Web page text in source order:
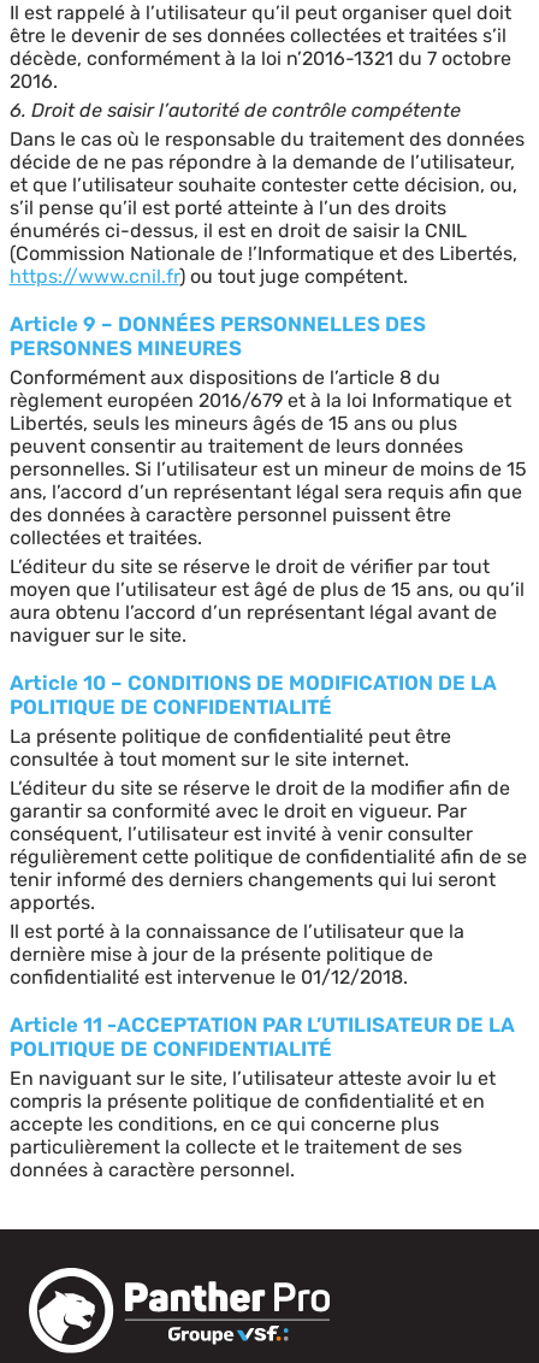
Il est rappelé à l’utilisateur qu’il peut organiser quel doit
être le devenir de ses données collectées et traitées s’il
décède, conformément à la loi n’2016-1321 du 7 octobre
2016.
6. Droit de saisir l’autorité de contrôle compétente
Dans le cas où le responsable du traitement des données
décide de ne pas répondre à la demande de l’utilisateur,
et que l’utilisateur souhaite contester cette décision, ou,
s’il pense qu’il est porté atteinte à l’un des droits
énumérés ci-dessus, il est en droit de saisir la CNIL
(Commission Nationale de !’Informatique et des Libertés,
https://www.cnil.fr) ou tout juge compétent.
Article 9 – DONNÉES PERSONNELLES DES
PERSONNES MINEURES
Conformément aux dispositions de l’article 8 du
règlement européen 2016/679 et à la loi Informatique et
Libertés, seuls les mineurs âgés de 15 ans ou plus
peuvent consentir au traitement de leurs données
personnelles. Si l’utilisateur est un mineur de moins de 15
ans, l’accord d’un représentant légal sera requis afin que
des données à caractère personnel puissent être
collectées et traitées.
L’éditeur du site se réserve le droit de vérifier par tout
moyen que l’utilisateur est âgé de plus de 15 ans, ou qu’il
aura obtenu l’accord d’un représentant légal avant de
naviguer sur le site.
Article 10 – CONDITIONS DE MODIFICATION DE LA
POLITIQUE DE CONFIDENTIALITÉ
La présente politique de confidentialité peut être
consultée à tout moment sur le site internet.
L’éditeur du site se réserve le droit de la modifier afin de
garantir sa conformité avec le droit en vigueur. Par
conséquent, l’utilisateur est invité à venir consulter
régulièrement cette politique de confidentialité afin de se
tenir informé des derniers changements qui lui seront
apportés.
Il est porté à la connaissance de l’utilisateur que la
dernière mise à jour de la présente politique de
confidentialité est intervenue le 01/12/2018.
Article 11 -ACCEPTATION PAR L’UTILISATEUR DE LA
POLITIQUE DE CONFIDENTIALITÉ
En naviguant sur le site, l’utilisateur atteste avoir lu et
compris la présente politique de confidentialité et en
accepte les conditions, en ce qui concerne plus
particulièrement la collecte et le traitement de ses
données à caractère personnel.